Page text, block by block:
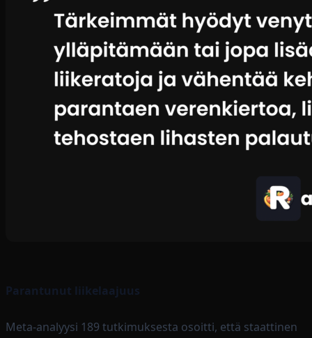
Parantunut liikelaajuus
Meta-analyysi 189 tutkimuksesta osoitti, että staattinen